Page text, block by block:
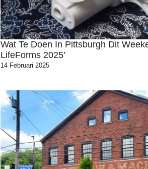
Wat Te Doen In Pittsburgh Dit
LifeForms 2025’
14 Februari 2025